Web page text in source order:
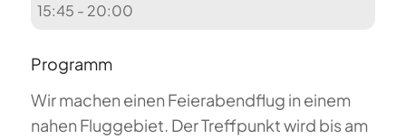
15:45 - 20:00
Programm
Wir machen einen Feierabendflug in einem
nahen Fluggebiet. Der Treffpunkt wird bis am